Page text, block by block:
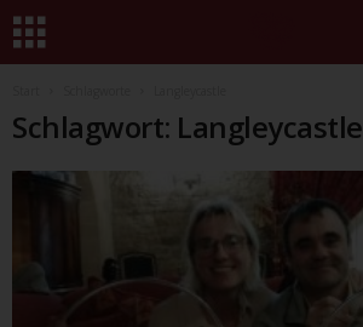
Schlagwort: Langleycastle